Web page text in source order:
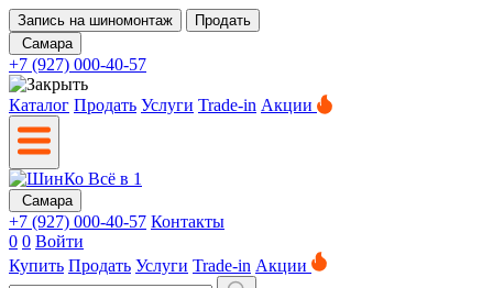
Запись на шиномонтаж
Продать
Самара
+7 (927) 000-40-57
Каталог Продать Услуги Trade-in Акции
Самара
+7 (927) 000-40-57 Контакты
0 0 Войти
Купить Продать Услуги Trade-in Акции